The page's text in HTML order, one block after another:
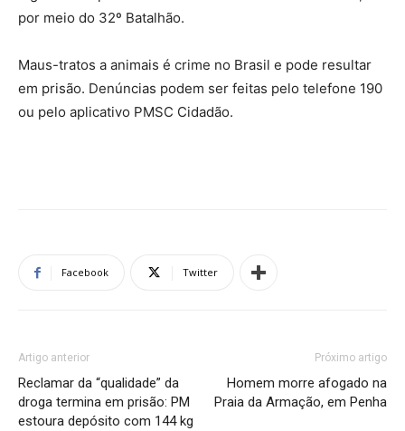
por meio do 32º Batalhão.
Maus-tratos a animais é crime no Brasil e pode resultar
em prisão. Denúncias podem ser feitas pelo telefone 190
ou pelo aplicativo PMSC Cidadão.
Facebook Twitter
Artigo anterior
Reclamar da “qualidade” da
droga termina em prisão: PM
estoura depósito com 144 kg
Próximo artigo
Homem morre afogado na
Praia da Armação, em Penha